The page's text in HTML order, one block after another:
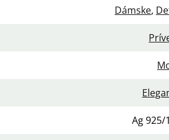
Dámske,
Ag 925/